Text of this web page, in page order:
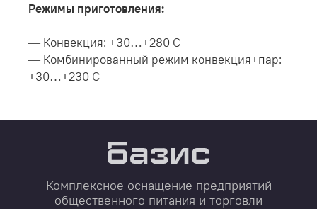
Режимы приготовления:
— Конвекция: +30…+280 С
— Комбинированный режим конвекция+пар:
+30…+230 С
Комплексное оснащение предприятий
общественного питания и торговли